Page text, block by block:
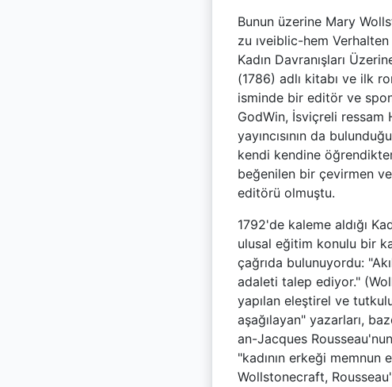
Bunun üzerine Mary
zu ıveiblic-hem
Kadın Davranışları
(1786) adlı kitabı ve ilk
isminde bir editör ve
GodWin, İsviçreli ressam
yayıncısının da
kendi kendine
beğenilen bir çevirmen
editörü olmuştu.
1792'de kaleme aldığı
ulusal eğitim konulu bir
çağrıda bulunuyordu:
adaleti talep ediyor."
yapılan eleştirel ve
aşağılayan" yazarları,
an-Jacques
"kadının erkeği
Wollstonecraft,